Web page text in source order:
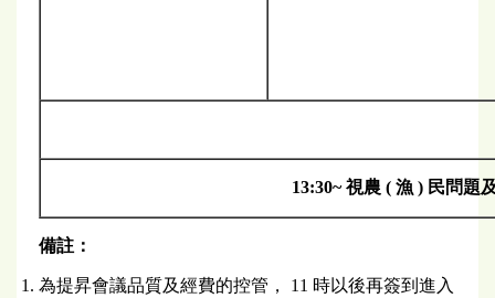
13:30~視農 ( 漁 ) 民問題
備註：
為提昇會議品質及經費的控管， 11 時以後再簽到進入